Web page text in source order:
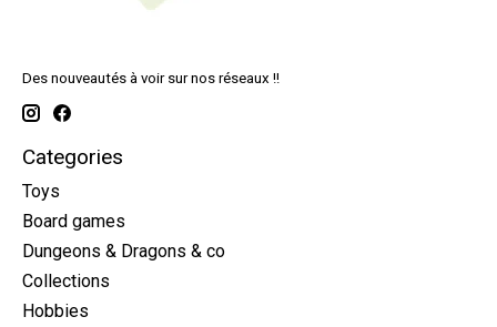
Des nouveautés à voir sur nos réseaux !!
Categories
Toys
Board games
Dungeons & Dragons & co
Collections
Hobbies